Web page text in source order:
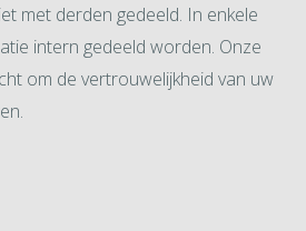
met derden gedeeld. In enkele
intern gedeeld worden. Onze
om de vertrouwelijkheid van uw